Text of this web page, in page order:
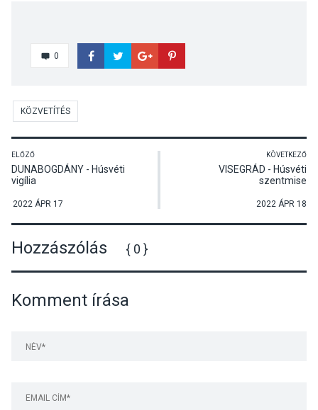
0
KÖZVETÍTÉS
ELŐZŐ
DUNABOGDÁNY - Húsvéti
vigília
2022 ÁPR 17
KÖVETKEZŐ
VISEGRÁD - Húsvéti
szentmise
2022 ÁPR 18
Hozzászólás { 0 }
Komment írása